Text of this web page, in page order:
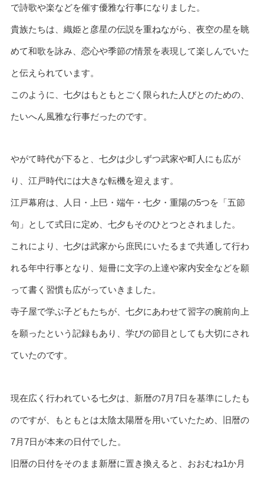
で詩歌や楽などを催す優雅な行事になりました。
貴族たちは、織姫と彦星の伝説を重ねながら、夜空の星を眺
めて和歌を詠み、恋心や季節の情景を表現して楽しんでいた
と伝えられています。
このように、七夕はもともとごく限られた人びとのための、
たいへん風雅な行事だったのです。
やがて時代が下ると、七夕は少しずつ武家や町人にも広が
り、江戸時代には大きな転機を迎えます。
江戸幕府は、人日・上巳・端午・七夕・重陽の5つを「五節
句」として式日に定め、七夕もそのひとつとされました。
これにより、七夕は武家から庶民にいたるまで共通して行わ
れる年中行事となり、短冊に文字の上達や家内安全などを願
って書く習慣も広がっていきました。
寺子屋で学ぶ子どもたちが、七夕にあわせて習字の腕前向上
を願ったという記録もあり、学びの節目としても大切にされ
ていたのです。
現在広く行われている七夕は、新暦の7月7日を基準にしたも
のですが、もともとは太陰太陽暦を用いていたため、旧暦の
7月7日が本来の日付でした。
旧暦の日付をそのまま新暦に置き換えると、おおむね1か月